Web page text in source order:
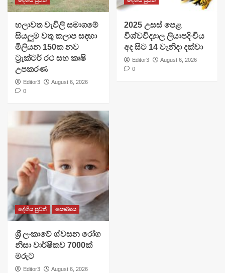
හලාවත වැවිලි සමාගමේ
සියලුම වතු කලාප සඳහා
මිලියන 150ක නව
ට්‍රැක්ටර් රථ සහ කෘෂි
උපකරණ
Editor3
August 6, 2026
0
​2025 උසස් පෙළ
විශ්වවිද්‍යාල ලියාපදිංචිය
අද සිට 14 වැනිදා දක්වා
Editor3
August 6, 2026
0
දේශීය පුවත් සෞඛ්‍යය
ශ්‍රී ලංකාවේ ශ්වසන රෝග
නිසා වාර්ෂිකව 7000ක්
මරුට
Editor3
August 6, 2026